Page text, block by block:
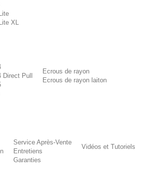
XL
Pull
Ecrous de rayon
Ecrous de rayon laiton
Service Après-Vente
Entretiens
Garanties
Vidéos et Tutoriels